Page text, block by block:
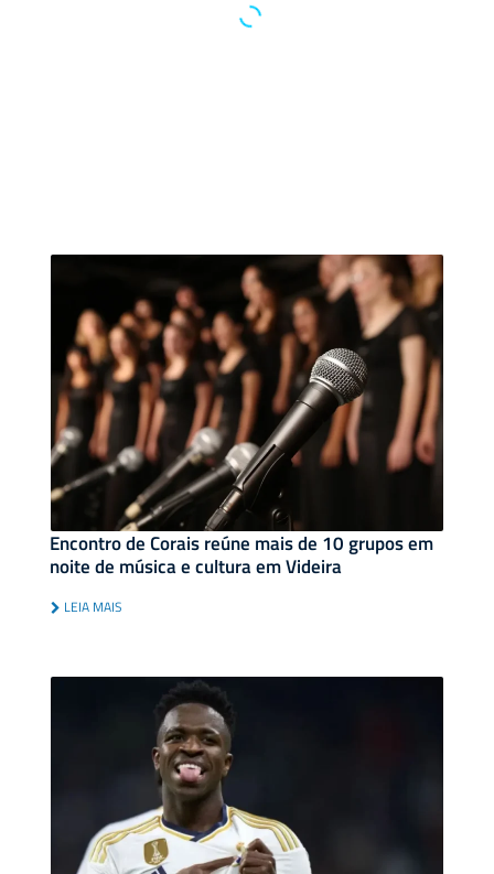
Encontro de Corais reúne mais de 10 grupos em
noite de música e cultura em Videira
LEIA MAIS